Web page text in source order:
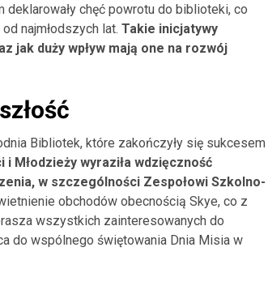
chęć powrotu do biblioteki, co
najmłodszych lat. Takie inicjatywy
jak duży wpływ mają one na rozwój
Bibliotek, które zakończyły się sukcesem
i Młodzieży wyraziła wdzięczność
w szczególności Zespołowi Szkolno-
obchodów obecnością Skye, co z
wszystkich zainteresowanych do
do wspólnego świętowania Dnia Misia w